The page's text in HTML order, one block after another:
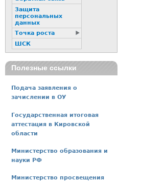
Защита
персональных
данных
Точка роста
ШСК
Полезные ссылки
Подача заявления о
зачислении в ОУ
Государственная итоговая
аттестация в Кировской
области
Министерство образования и
науки РФ
Министерство просвещения